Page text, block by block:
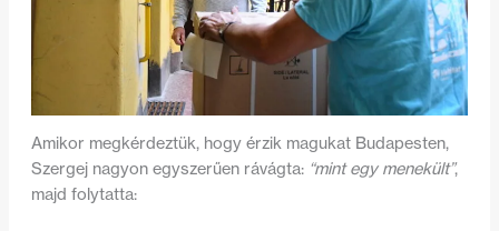
Amikor megkérdeztük, hogy érzik magukat Budapesten,
Szergej nagyon egyszerűen rávágta: “mint egy menekült”,
majd folytatta: